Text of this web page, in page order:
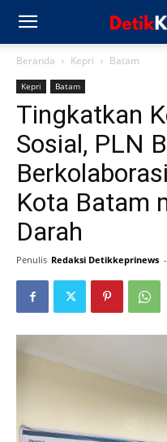
Beranda Kepri Batam
Kepri Batam
Tingkatkan
Sosial, PLN
Kota Batam
Darah
Penulis Redaksi Detikkeprinews -